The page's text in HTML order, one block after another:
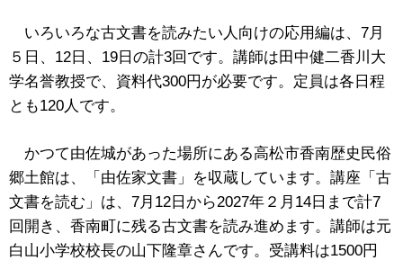
いろいろな古文書を読みたい人向けの応用編は、7月
５日、12日、19日の計3回です。講師は田中健二香川大
学名誉教授で、資料代300円が必要です。定員は各日程
とも120人です。
かつて由佐城があった場所にある高松市香南歴史民俗
郷土館は、「由佐家文書」を収蔵しています。講座「古
文書を読む」は、7月12日から2027年２月14日まで計7
回開き、香南町に残る古文書を読み進めます。講師は元
白山小学校校長の山下隆章さんです。受講料は1500円